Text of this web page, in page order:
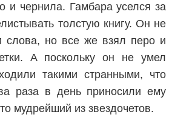
и чернила. Гамбара уселся за
толстую книгу. Он не
слова, но все же взял перо и
А поскольку он не умел
такими странными, что
раза в день приносили ему
мудрейший из звездочетов.